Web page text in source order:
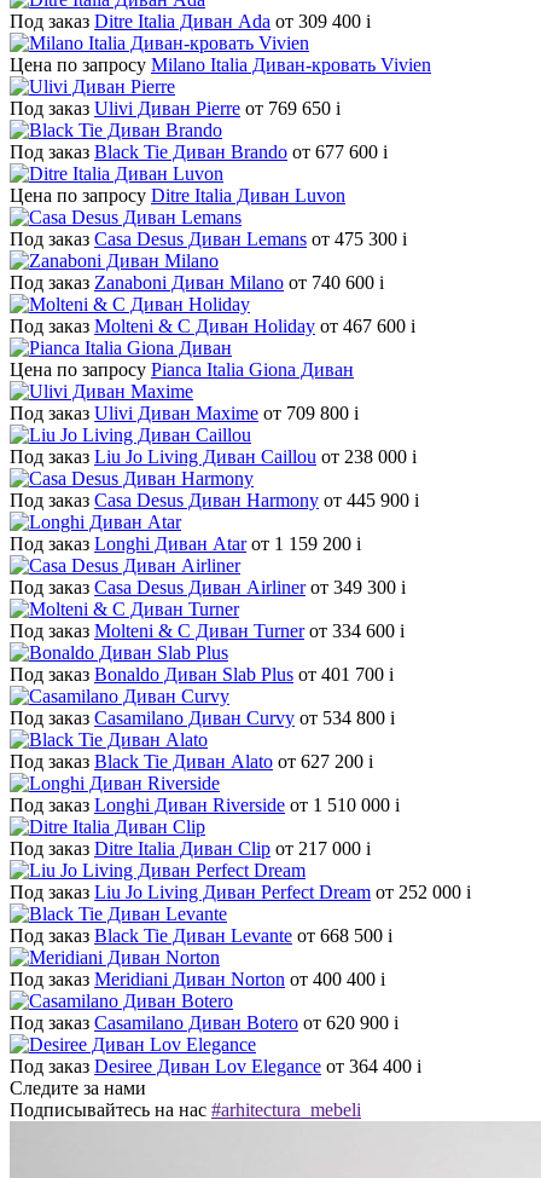
Под заказ Ditre Italia Диван Ada от 309 400 i
Цена по запросу Milano Italia Диван-кровать Vivien
Под заказ Ulivi Диван Pierre от 769 650 i
Под заказ Black Tie Диван Brando от 677 600 i
Цена по запросу Ditre Italia Диван Luvon
Под заказ Casa Desus Диван Lemans от 475 300 i
Под заказ Zanaboni Диван Milano от 740 600 i
Под заказ Molteni & C Диван Holiday от 467 600 i
Цена по запросу Pianca Italia Giona Диван
Под заказ Ulivi Диван Maxime от 709 800 i
Под заказ Liu Jo Living Диван Caillou от 238 000 i
Под заказ Casa Desus Диван Harmony от 445 900 i
Под заказ Longhi Диван Atar от 1 159 200 i
Под заказ Casa Desus Диван Airliner от 349 300 i
Под заказ Molteni & C Диван Turner от 334 600 i
Под заказ Bonaldo Диван Slab Plus от 401 700 i
Под заказ Casamilano Диван Curvy от 534 800 i
Под заказ Black Tie Диван Alato от 627 200 i
Под заказ Longhi Диван Riverside от 1 510 000 i
Под заказ Ditre Italia Диван Clip от 217 000 i
Под заказ Liu Jo Living Диван Perfect Dream от 252 000 i
Под заказ Black Tie Диван Levante от 668 500 i
Под заказ Meridiani Диван Norton от 400 400 i
Под заказ Casamilano Диван Botero от 620 900 i
Под заказ Desiree Диван Lov Elegance от 364 400 i
Следите за нами
Подписывайтесь на нас #arhitectura_mebeli